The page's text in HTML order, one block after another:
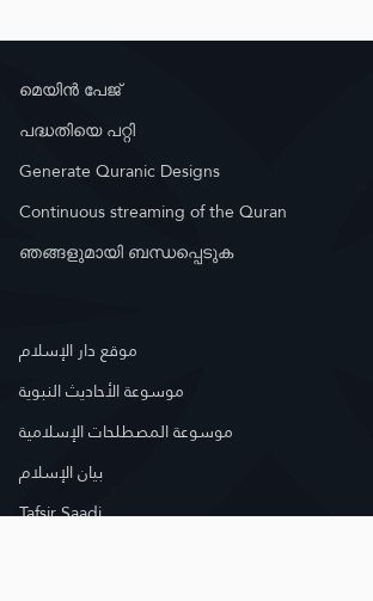
മെയിൻ പേജ്
പദ്ധതിയെ പറ്റി
Generate Quranic Designs
Continuous streaming of the Quran
ഞങ്ങളുമായി ബന്ധപ്പെടുക
موقع دار الإسلام
موسوعة الأحاديث النبوية
موسوعة المصطلحات الإسلامية
بيان الإسلام
Tafsir Saadi